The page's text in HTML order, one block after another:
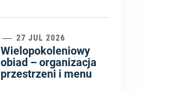
27 JUL 2026
Wielopokoleniowy
obiad – organizacja
przestrzeni i menu